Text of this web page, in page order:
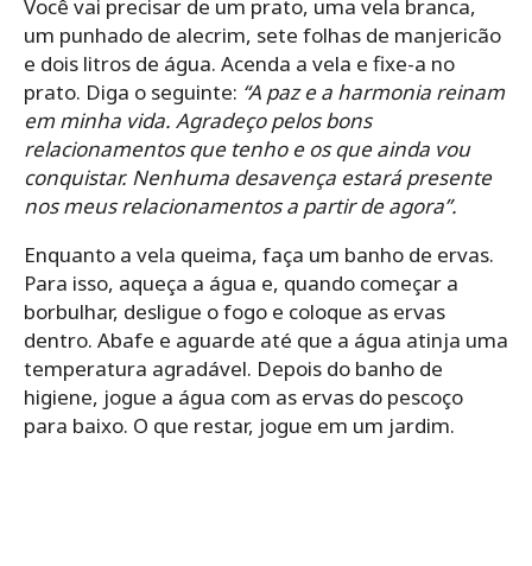
Você vai precisar de um prato, uma vela branca,
um punhado de alecrim, sete folhas de manjericão
e dois litros de água. Acenda a vela e fixe-a no
prato. Diga o seguinte: “A paz e a harmonia reinam
em minha vida. Agradeço pelos bons
relacionamentos que tenho e os que ainda vou
conquistar. Nenhuma desavença estará presente
nos meus relacionamentos a partir de agora”.
Enquanto a vela queima, faça um banho de ervas.
Para isso, aqueça a água e, quando começar a
borbulhar, desligue o fogo e coloque as ervas
dentro. Abafe e aguarde até que a água atinja uma
temperatura agradável. Depois do banho de
higiene, jogue a água com as ervas do pescoço
para baixo. O que restar, jogue em um jardim.